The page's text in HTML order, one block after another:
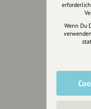
Wir
Wenn Du